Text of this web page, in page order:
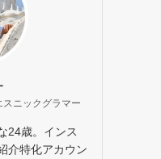
ニックグラマー
24歳。インス
介特化アカウン